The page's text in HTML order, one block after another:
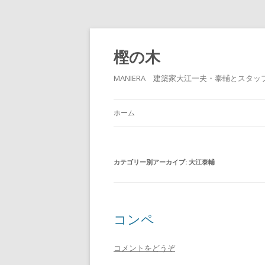
樫の木
MANIERA 建築家大江一夫・泰輔とスタッ
ホーム
カテゴリー別アーカイブ: 大江泰輔
コンペ
コメントをどうぞ